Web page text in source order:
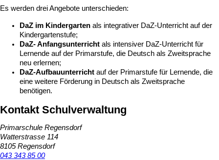
Es werden drei Angebote unterschieden:
DaZ im Kindergarten als integrativer DaZ-Unterricht auf der
Kindergartenstufe;
DaZ- Anfangsunterricht als intensiver DaZ-Unterricht für
Lernende auf der Primarstufe, die Deutsch als Zweitsprache
neu erlernen;
DaZ-Aufbauunterricht auf der Primarstufe für Lernende, die
eine weitere Förderung in Deutsch als Zweitsprache
benötigen.
Kontakt Schulverwaltung
Primarschule Regensdorf
Watterstrasse 114
8105 Regensdorf
043 343 85 00